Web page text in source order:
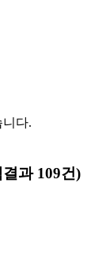
니다.
과 109건)